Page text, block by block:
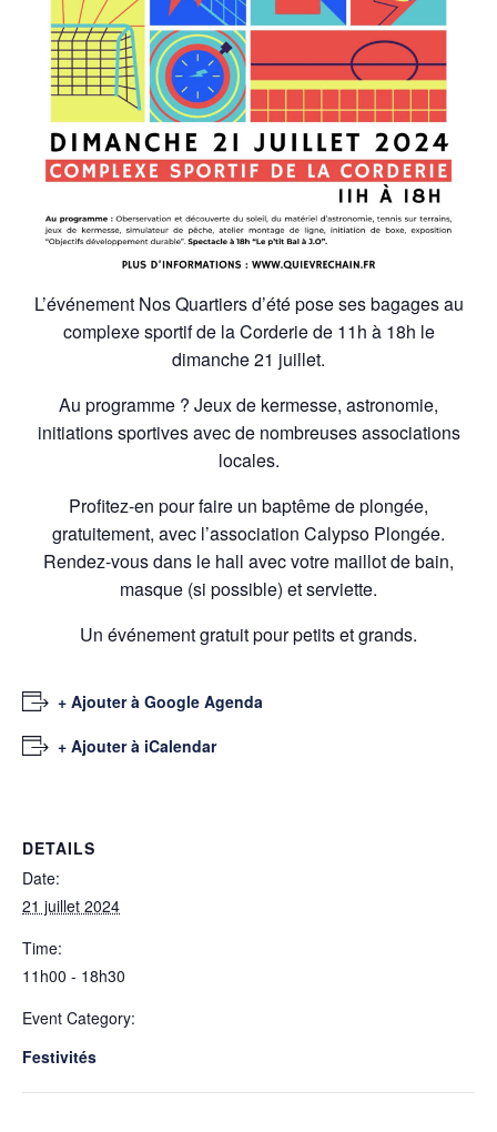
L’événement Nos Quartiers d’été pose ses bagages au
complexe sportif de la Corderie de 11h à 18h le
dimanche 21 juillet.
Au programme ? Jeux de kermesse, astronomie,
initiations sportives avec de nombreuses associations
locales.
Profitez-en pour faire un baptême de plongée,
gratuitement, avec l’association Calypso Plongée.
Rendez-vous dans le hall avec votre maillot de bain,
masque (si possible) et serviette.
Un événement gratuit pour petits et grands.
+ Ajouter à Google Agenda
+ Ajouter à iCalendar
DETAILS
Date:
21 juillet 2024
Time:
11h00 - 18h30
Event Category:
Festivités